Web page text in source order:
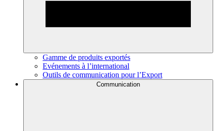
Gamme de produits exportés
Evénements à l’international
Outils de communication pour l’Export
Communication